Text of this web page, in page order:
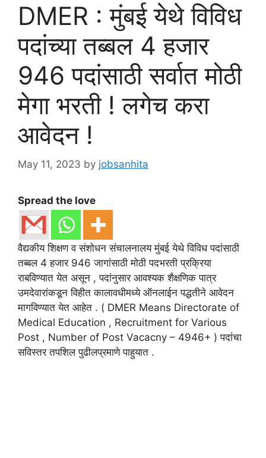
DMER : मुंबई येथे विविध
पदांच्या तब्बल 4 हजार
946 पदांसाठी सर्वात मोठी
मेगा भरती ! लगेच करा
आवेदन !
May 11, 2023 by jobsanhita
Spread the love
वैद्यकीय शिक्षण व संशोधन संचालनालय मुंबई येथे विविध पदांसाठी
तब्बल 4 हजार 946 जागांसाठी मोठी पदभरती प्रक्रिया
राबविण्यात येत असून , पदांनुसार आवश्यक शैक्षणिक पात्र
उमदेवारांकडून विहीत कालावधीमध्ये ऑनलाईन पद्धतीने आवेदन
मागविण्यात येत आहेत . ( DMER Means Directorate of
Medical Education , Recruitment for Various
Post , Number of Post Vacacny – 4946+ ) पदांचा
सविस्तर तपशिल पुढीलप्रमाणे पाहुयात .